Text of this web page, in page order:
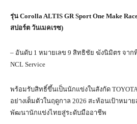
รุ่น Corolla ALTIS GR Sport One Make
สปอร์ต วันเมคเรซ)
– อันดับ 1 หมายเลข 9 สิทธิชัย ฆังนิมิตร จากที
NCL Service
พร้อมรับสิทธิ์ขึ้นเป็นนักแข่งในสังกัด TOYOTA
อย่างเต็มตัวในฤดูกาล 2026 สะท้อนเป้าหมา
พัฒนานักแข่งไทยสู่ระดับมืออาชีพ